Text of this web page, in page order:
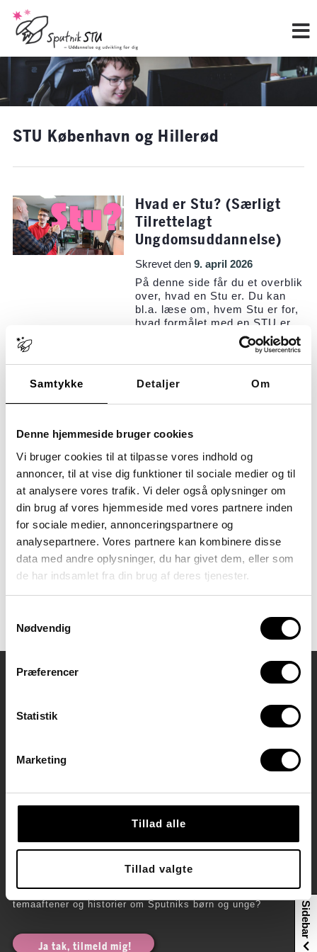
Samtykke Detaljer Om
Denne hjemmeside bruger cookies
Vi bruger cookies til at tilpasse vores indhold og
annoncer, til at vise dig funktioner til sociale medier og til
at analysere vores trafik. Vi deler også oplysninger om
din brug af vores hjemmeside med vores partnere inden
for sociale medier, annonceringspartnere og
analysepartnere. Vores partnere kan kombinere disse
data med andre oplysninger, du har givet dem, eller som
de har indsamlet fra din brug af deres tjenester.
Nødvendig
Præferencer
Statistik
Marketing
Tillad alle
Tillad valgte
indholdet
STU København og Hillerød
Hvad er Stu? (Særligt
Tilrettelagt
Ungdomsuddannelse)
Skrevet den9. april 2026
På denne side får du et overblik
over, hvad en Stu er. Du kan
bl.a. læse om, hvem Stu er for,
hvad formålet med en STU er,
og hvilket udbytte man som ung
kan få med sig. Hvad er
formålet med Stu? Et Stu-forløb
fagligt, personligt og socialt og
[…]
Tagget autisme og STU
særligt tilrettelagt
ungdomsuddannelse
stu
STU forløb
STU København og Hillerød
STU målgruppe
STU praktik
ungdomsuddannelse for unge
med særlige behov
Sidebar
Stu København
Administration
Direktion
GDPR og whistleblowerordning
Gå til vores persondata- og cookiepolitik
temaaftener og historier om Sputniks børn og unge?
Ja tak, tilmeld mig!